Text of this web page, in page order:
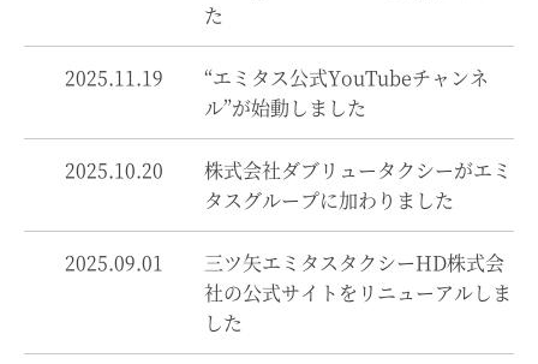
た
2025.11.19
“エミタス公式YouTubeチャンネ
ル”が始動しました
2025.10.20
株式会社ダブリュータクシーがエミ
タスグループに加わりました
2025.09.01
三ツ矢エミタスタクシーHD株式会
社の公式サイトをリニューアルしま
した